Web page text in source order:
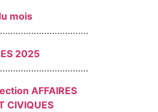
mois
2025
AFFAIRES
CIVIQUES